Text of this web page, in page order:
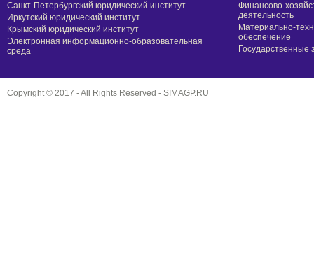
Санкт-Петербургский юридический институт
Иркутский юридический институт
Крымский юридический институт
Электронная информационно-образовательная
среда
Финансово-
деятельность
Материально-
обеспечение
Государственные
Copyright © 2017 - All Rights Reserved - SIMAGP.RU